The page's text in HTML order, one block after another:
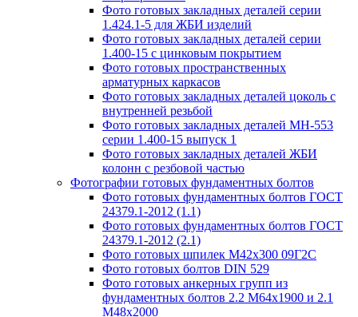
Фото готовых закладных деталей серии
1.424.1-5 для ЖБИ изделий
Фото готовых закладных деталей серии
1.400-15 с цинковым покрытием
Фото готовых пространственных
арматурных каркасов
Фото готовых закладных деталей цоколь с
внутренней резьбой
Фото готовых закладных деталей МН-553
серии 1.400-15 выпуск 1
Фото готовых закладных деталей ЖБИ
колонн с резбовой частью
Фотографии готовых фундаментных болтов
Фото готовых фундаментных болтов ГОСТ
24379.1-2012 (1.1)
Фото готовых фундаментных болтов ГОСТ
24379.1-2012 (2.1)
Фото готовых шпилек М42х300 09Г2С
Фото готовых болтов DIN 529
Фото готовых анкерных групп из
фундаментных болтов 2.2 М64х1900 и 2.1
М48х2000